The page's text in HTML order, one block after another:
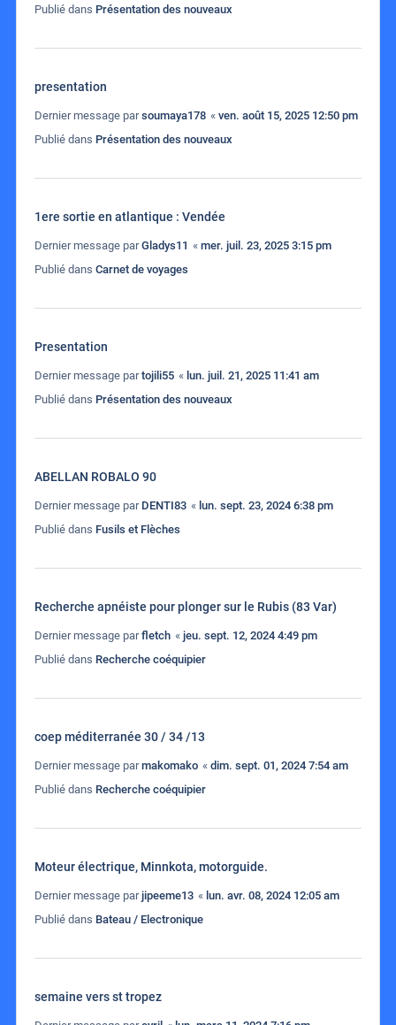
Publié dans Présentation des nouveaux
presentation
Dernier message parsoumaya178 « ven. août 15, 2025 12:50 pm
Publié dans Présentation des nouveaux
1ere sortie en atlantique : Vendée
Dernier message parGladys11 « mer. juil. 23, 2025 3:15 pm
Publié dans Carnet de voyages
Presentation
Dernier message partojili55 « lun. juil. 21, 2025 11:41 am
Publié dans Présentation des nouveaux
ABELLAN ROBALO 90
Dernier message par DENTI83 « lun. sept. 23, 2024 6:38 pm
Publié dans Fusils et Flèches
Recherche apnéiste pour plonger sur le Rubis (83 Var)
Dernier message parfletch « jeu. sept. 12, 2024 4:49 pm
Publié dans Recherche coéquipier
coep méditerranée 30 / 34 /13
Dernier message parmakomako « dim. sept. 01, 2024 7:54 am
Publié dans Recherche coéquipier
Moteur électrique, Minnkota, motorguide.
Dernier message parjipeeme13 « lun. avr. 08, 2024 12:05 am
Publié dans Bateau / Electronique
semaine vers st tropez